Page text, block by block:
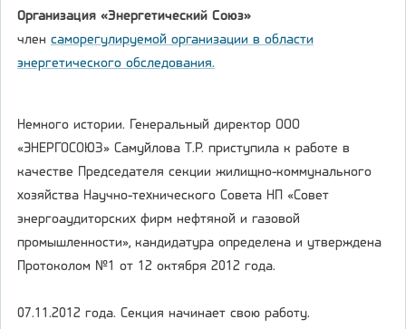
Организация «Энергетический Союз»
член саморегулируемой организации в области
энергетического обследования.
Немного истории. Генеральный директор ООО
«ЭНЕРГОСОЮЗ» Самуйлова Т.Р. приступила к работе в
качестве Председателя секции жилищно-коммунального
хозяйства Научно-технического Совета НП «Совет
энергоаудиторских фирм нефтяной и газовой
промышленности», кандидатура определена и утверждена
Протоколом №1 от 12 октября 2012 года.
07.11.2012 года. Секция начинает свою работу.